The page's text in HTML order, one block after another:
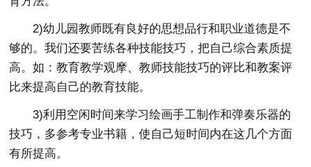
2)幼儿园教师既有良好的思想品行和职业道德是不
够的。我们还要苦练各种技能技巧，把自己综合素质提
高。如：教育教学观摩、教师技能技巧的评比和教案评
比来提高自己的教育技能。
3)利用空闲时间来学习绘画手工制作和弹奏乐器的
技巧，多参考专业书籍，使自己短时间内在这几个方面
有所提高。